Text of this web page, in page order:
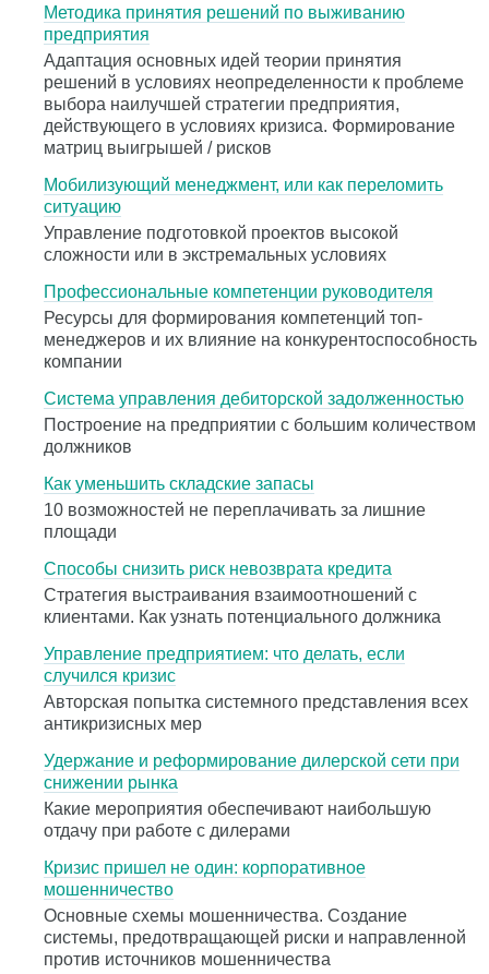
Методика принятия решений по выживанию
предприятия
Адаптация основных идей теории принятия
решений в условиях неопределенности к проблеме
выбора наилучшей стратегии предприятия,
действующего в условиях кризиса. Формирование
матриц выигрышей / рисков
Мобилизующий менеджмент, или как переломить
ситуацию
Управление подготовкой проектов высокой
сложности или в экстремальных условиях
Профессиональные компетенции руководителя
Ресурсы для формирования компетенций топ-
менеджеров и их влияние на конкурентоспособность
компании
Система управления дебиторской задолженностью
Построение на предприятии c большим количеством
должников
Как уменьшить складские запасы
10 возможностей не переплачивать за лишние
площади
Cпособы снизить риск невозврата кредита
Стратегия выстраивания взаимоотношений с
клиентами. Как узнать потенциального должника
Управление предприятием: что делать, если
случился кризис
Авторская попытка системного представления всех
антикризисных мер
Удержание и реформирование дилерской сети при
снижении рынка
Какие мероприятия обеспечивают наибольшую
отдачу при работе с дилерами
Кризис пришел не один: корпоративное
мошенничество
Основные схемы мошенничества. Создание
системы, предотвращающей риски и направленной
против источников мошенничества